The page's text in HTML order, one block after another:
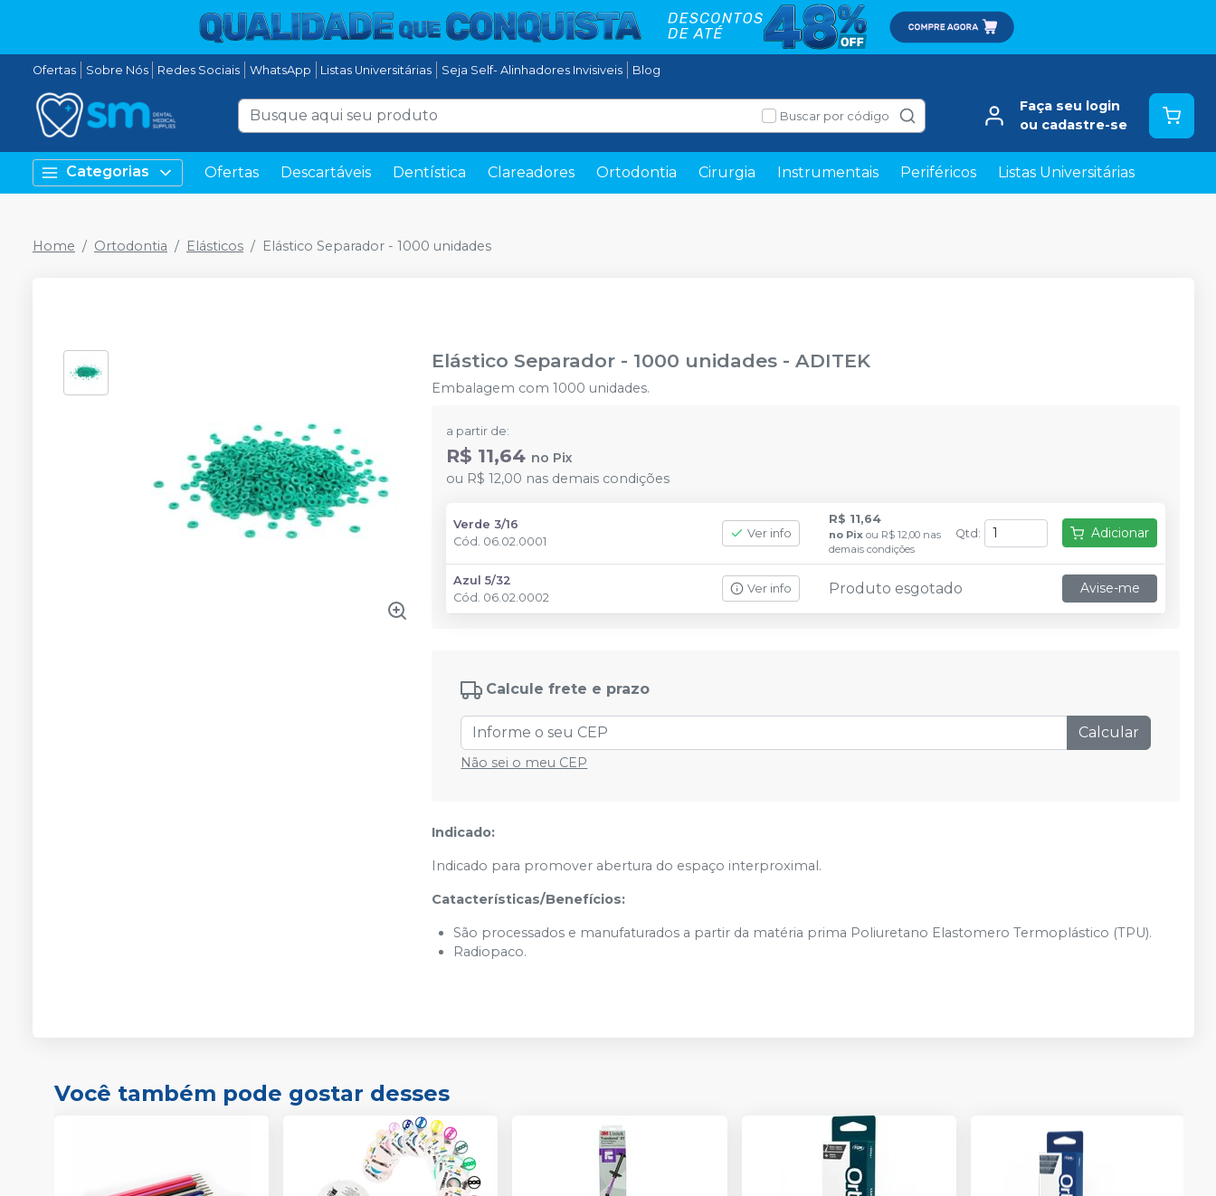
Ofertas Sobre Nós Redes Sociais WhatsApp Listas Universitárias Seja Self- Alinhadores Invisiveis Blog
Buscar por código
Faça seu login
ou cadastre-se
Categorias Ofertas Descartáveis Dentística Clareadores Ortodontia Cirurgia Instrumentais Periféricos Listas Universitárias
Home Ortodontia Elásticos Elástico Separador - 1000 unidades
Elástico Separador - 1000 unidades -ADITEK
Embalagem com 1000 unidades.
a partir de:
R$ 11,64 no Pix
ou R$ 12,00 nas demais condições
Verde 3/16
Cód. 06.02.0001
Ver info
R$ 11,64
no Pix ou R$ 12,00 nas
demais condições
Qtd : Adicionar
Azul 5/32
Cód. 06.02.0002
Ver info Produto esgotado Avise-me
Calcule frete e prazo
Calcular
Não sei o meu CEP
Indicado:
Indicado para promover abertura do espaço interproximal.
Catacterísticas/Benefícios:
São processados e manufaturados a partir da matéria prima Poliuretano Elastomero Termoplástico (TPU).
Radiopaco.
Você também pode gostar desses